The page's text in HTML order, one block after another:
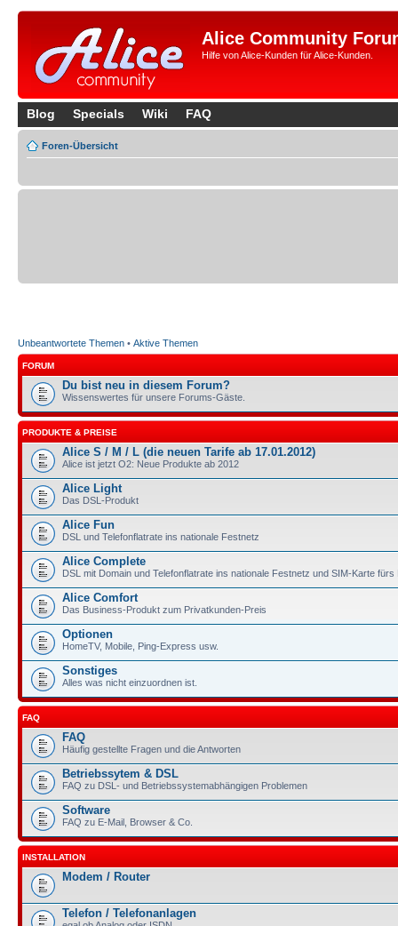
Alice Community
Hilfe von Alice-Kunden für Alice-Kunden.
Blog Specials Wiki FAQ
Foren-Übersicht
Unbeantwortete Themen • Aktive Themen
FORUM
Du bist neu in diesem Forum?
Wissenswertes für unsere Forums-Gäste.
PRODUKTE & PREISE
Alice S / M / L (die neuen Tarife ab 17.01.2012)
Alice ist jetzt O2: Neue Produkte ab 2012
Alice Light
Das DSL-Produkt
Alice Fun
DSL und Telefonflatrate ins nationale Festnetz
Alice Complete
DSL mit Domain und Telefonflatrate ins nationale Festnetz und SIM-Karte fürs
Alice Comfort
Das Business-Produkt zum Privatkunden-Preis
Optionen
HomeTV, Mobile, Ping-Express usw.
Sonstiges
Alles was nicht einzuordnen ist.
FAQ
FAQ
Häufig gestellte Fragen und die Antworten
Betriebssytem & DSL
FAQ zu DSL- und Betriebssystemabhängigen Problemen
Software
FAQ zu E-Mail, Browser & Co.
INSTALLATION
Modem / Router
Telefon / Telefonanlagen